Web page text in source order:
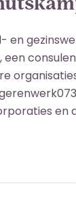
en
en